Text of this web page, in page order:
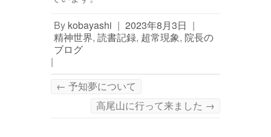
By kobayashi | 2023年8月3日 |
精神世界, 読書記録, 超常現象, 院長の
ブログ
|
← 予知夢について
高尾山に行って来ました →